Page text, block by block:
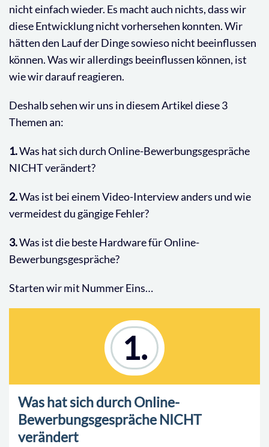
nicht einfach wieder. Es macht auch nichts, dass wir
diese Entwicklung nicht vorhersehen konnten. Wir
hätten den Lauf der Dinge sowieso nicht beeinflussen
können. Was wir allerdings beeinflussen können, ist
wie wir darauf reagieren.
Deshalb sehen wir uns in diesem Artikel diese 3
Themen an:
1.Was hat sich durch Online-Bewerbungsgespräche
NICHT verändert?
2.Was ist bei einem Video-Interview anders und wie
vermeidest du gängige Fehler?
3.Was ist die beste Hardware für Online-
Bewerbungsgespräche?
Starten wir mit Nummer Eins…
1.
Was hat sich durch Online-
Bewerbungsgespräche NICHT
verändert